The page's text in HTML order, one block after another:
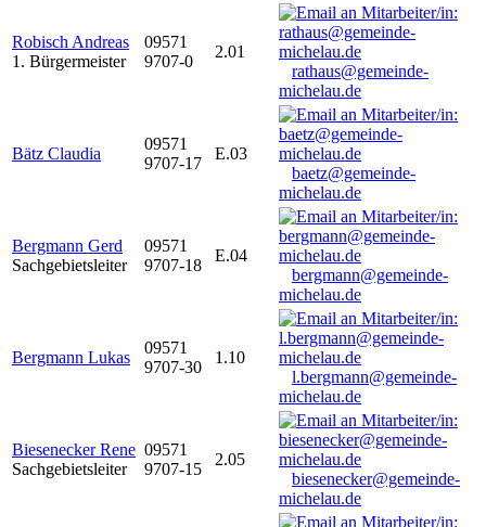
Robisch Andreas
1. Bürgermeister
09571
9707-0
2.01
rathaus@gemeinde-
michelau.de
Bätz Claudia
09571
9707-17
E.03
baetz@gemeinde-
michelau.de
Bergmann Gerd
Sachgebietsleiter
09571
9707-18
E.04
bergmann@gemeinde-
michelau.de
Bergmann Lukas
09571
9707-30
1.10
l.bergmann@gemeinde-
michelau.de
Biesenecker Rene
Sachgebietsleiter
09571
9707-15
2.05
biesenecker@gemeinde-
michelau.de